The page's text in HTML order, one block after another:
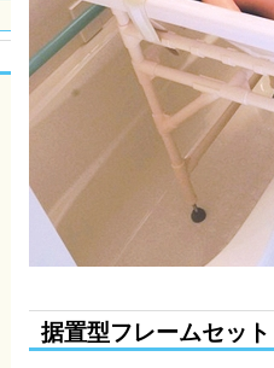
据置型フレームセット